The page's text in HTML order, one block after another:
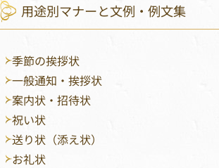
用途別マナーと文例・例文集
季節の挨拶状
一般通知・挨拶状
案内状・招待状
祝い状
送り状（添え状）
お礼状